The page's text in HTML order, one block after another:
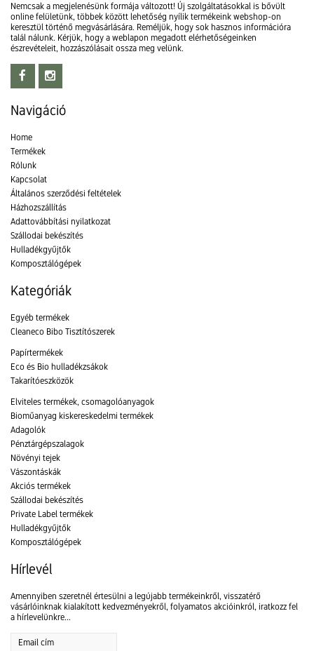
Nemcsak a megjelenésünk formája változott! Új szolgáltatásokkal is bővült
online felületünk, többek között lehetőség nyílik termékeink webshop-on
keresztül történő megvásárlására. Reméljük, hogy sok hasznos információra
talál nálunk. Kérjük, hogy a weblapon megadott elérhetőségeinken
észrevételeit, hozzászólásait ossza meg velünk.
Navigáció
Home
Termékek
Rólunk
Kapcsolat
Általános szerződési feltételek
Házhozszállítás
Adattovábbítási nyilatkozat
Szállodai bekészítés
Hulladékgyűjtők
Komposztálógépek
Kategóriák
Egyéb termékek
Cleaneco Bibo Tisztítószerek
Papírtermékek
Eco és Bio hulladékzsákok
Takarítóeszközök
Elviteles termékek, csomagolóanyagok
Bioműanyag kiskereskedelmi termékek
Adagolók
Pénztárgépszalagok
Növényi tejek
Vászontáskák
Akciós termékek
Szállodai bekészítés
Private Label termékek
Hulladékgyűjtők
Komposztálógépek
Hírlevél
Amennyiben szeretnél értesülni a legújabb termékeinkről, visszatérő
vásárlóinknak kialakított kedvezményekről, folyamatos akcióinkról, iratkozz fel
a hírlevelünkre...